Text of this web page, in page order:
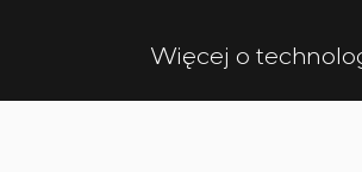
Więcej o